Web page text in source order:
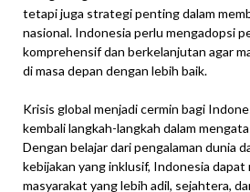
tetapi juga strategi penting dalam
nasional. Indonesia perlu mengadopsi
komprehensif dan berkelanjutan agar
di masa depan dengan lebih baik.
Krisis global menjadi cermin bagi
kembali langkah-langkah dalam
Dengan belajar dari pengalaman dunia
kebijakan yang inklusif, Indonesia dapat
masyarakat yang lebih adil, sejahtera,